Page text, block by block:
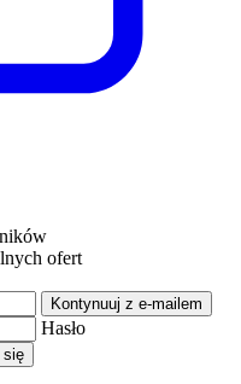
ofert
Kontynuuj z e-mailem
Hasło
się